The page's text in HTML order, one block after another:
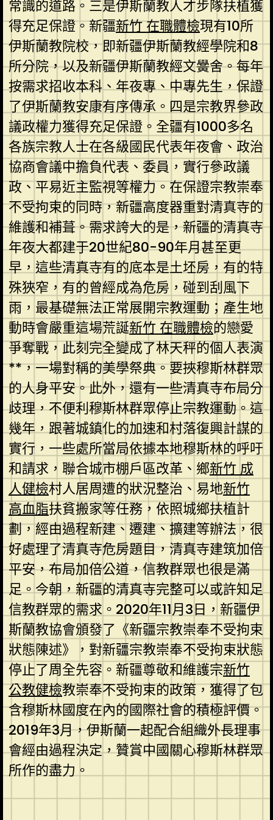
常識的道路。三是伊斯蘭教人才步隊扶植獲
得充足保證。新疆新竹 在職體檢現有10所
伊斯蘭教院校，即新疆伊斯蘭教經學院和8
所分院，以及新疆伊斯蘭教經文黌舍。每年
按需求招收本科、年夜專、中專先生，保證
了伊斯蘭教安康有序傳承。四是宗教界參政
議政權力獲得充足保證。全疆有1000多名
各族宗教人士在各級國民代表年夜會、政治
協商會議中擔負代表、委員，實行參政議
政、平易近主監視等權力。在保證宗教崇奉
不受拘束的同時，新疆高度器重對清真寺的
維護和補葺。需求誇大的是，新疆的清真寺
年夜大都建于20世紀80-90年月甚至更
早，這些清真寺有的底本是土坯房，有的特
殊狹窄，有的曾經成為危房，碰到刮風下
雨，最基礎無法正常展開宗教運動；產生地
動時會嚴重這場荒誕新竹 在職體檢的戀愛
爭奪戰，此刻完全變成了林天秤的個人表演
**，一場對稱的美學祭典。要挾穆斯林群眾
的人身平安。此外，還有一些清真寺布局分
歧理，不便利穆斯林群眾停止宗教運動。這
幾年，跟著城鎮化的加速和村落復興計謀的
實行，一些處所當局依據本地穆斯林的呼吁
和請求，聯合城市棚戶區改革、鄉新竹 成
人健檢村人居周遭的狀況整治、易地新竹
高血脂扶貧搬家等任務，依照城鄉扶植計
劃，經由過程新建、遷建、擴建等辦法，很
好處理了清真寺危房題目，清真寺建筑加倍
平安，布局加倍公道，信教群眾也很是滿
足。今朝，新疆的清真寺完整可以或許知足
信教群眾的需求。2020年11月3日，新疆伊
斯蘭教協會頒發了《新疆宗教崇奉不受拘束
狀態陳述》，對新疆宗教崇奉不受拘束狀態
停止了周全先容。新疆尊敬和維護宗新竹
公教健檢教崇奉不受拘束的政策，獲得了包
含穆斯林國度在內的國際社會的積極評價。
2019年3月，伊斯蘭一起配合組織外長理事
會經由過程決定，贊賞中國關心穆斯林群眾
所作的盡力。